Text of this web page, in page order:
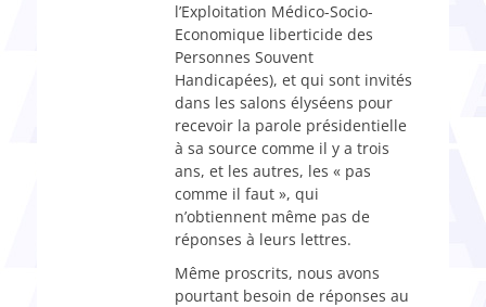
l’Exploitation Médico-Socio-
Economique liberticide des
Personnes Souvent
Handicapées), et qui sont invités
dans les salons élyséens pour
recevoir la parole présidentielle
à sa source comme il y a trois
ans, et les autres, les « pas
comme il faut », qui
n’obtiennent même pas de
réponses à leurs lettres.
Même proscrits, nous avons
pourtant besoin de réponses au